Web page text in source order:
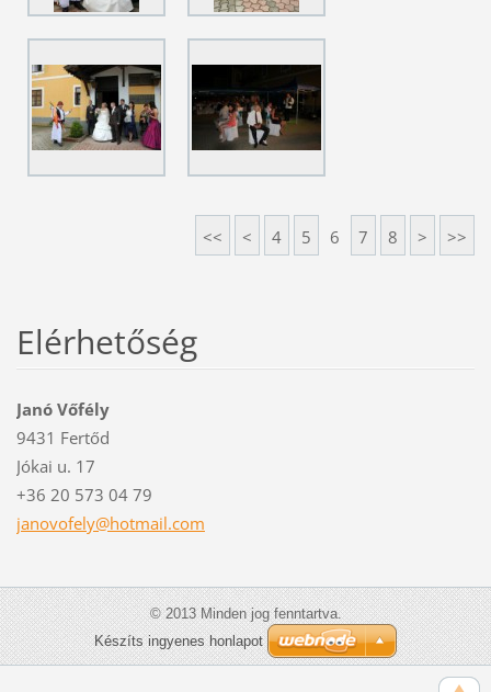
<< < 4 5 6 7 8 > >>
Elérhetőség
Janó Vőfély
9431 Fertőd
Jókai u. 17
+36 20 573 04 79
janovofely@hotmail.com
© 2013 Minden jog fenntartva.
Készíts ingyenes honlapot